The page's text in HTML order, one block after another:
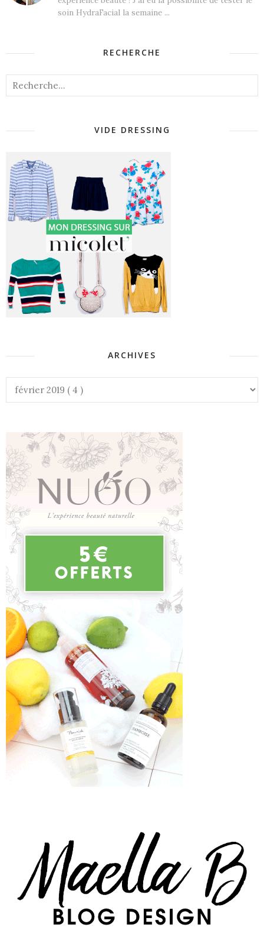
soin HydraFacial la semaine ...
RECHERCHE
VIDE DRESSING
ARCHIVES